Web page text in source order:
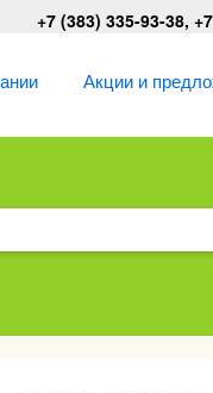
+7 (383) 335-93-38,
Акции и